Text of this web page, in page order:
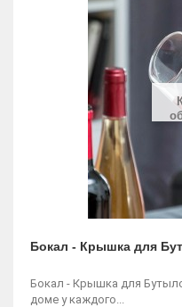
Бокал - Крышка для
Бокал - Крышка для
доме у каждого...